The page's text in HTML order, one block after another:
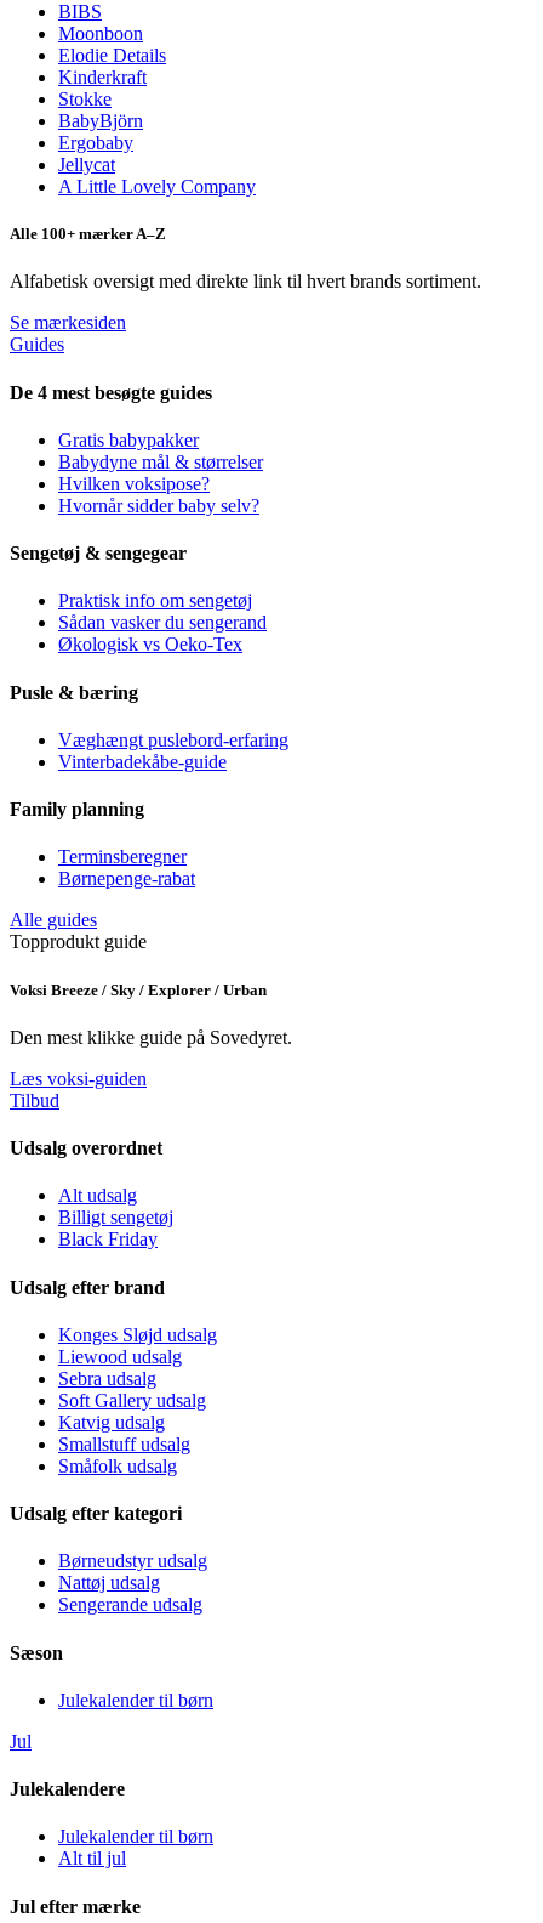
BIBS
Moonboon
Elodie Details
Kinderkraft
Stokke
BabyBjörn
Ergobaby
Jellycat
A Little Lovely Company
Alle 100+ mærker A–Z
Alfabetisk oversigt med direkte link til hvert brands sortiment.
Se mærkesiden
Guides
De 4 mest besøgte guides
Gratis babypakker
Babydyne mål & størrelser
Hvilken voksipose?
Hvornår sidder baby selv?
Sengetøj & sengegear
Praktisk info om sengetøj
Sådan vasker du sengerand
Økologisk vs Oeko-Tex
Pusle & bæring
Væghængt puslebord-erfaring
Vinterbadekåbe-guide
Family planning
Terminsberegner
Børnepenge-rabat
Alle guides
Topprodukt guide
Voksi Breeze / Sky / Explorer / Urban
Den mest klikke guide på Sovedyret.
Læs voksi-guiden
Tilbud
Udsalg overordnet
Alt udsalg
Billigt sengetøj
Black Friday
Udsalg efter brand
Konges Sløjd udsalg
Liewood udsalg
Sebra udsalg
Soft Gallery udsalg
Katvig udsalg
Smallstuff udsalg
Småfolk udsalg
Udsalg efter kategori
Børneudstyr udsalg
Nattøj udsalg
Sengerande udsalg
Sæson
Julekalender til børn
Jul
Julekalendere
Julekalender til børn
Alt til jul
Jul efter mærke